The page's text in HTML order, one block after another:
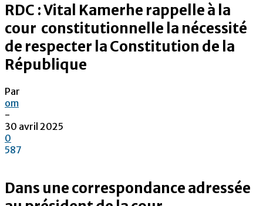
RDC : Vital Kamerhe rappelle à la
cour constitutionnelle la nécessité
de respecter la Constitution de la
République
Par
om
-
30 avril 2025
0
587
Dans une correspondance adressée